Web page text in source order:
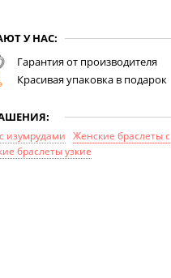
У НАС:
Гарантия от производителя
Красивая упаковка в подарок
изумрудами Женские браслеты с
браслеты узкие